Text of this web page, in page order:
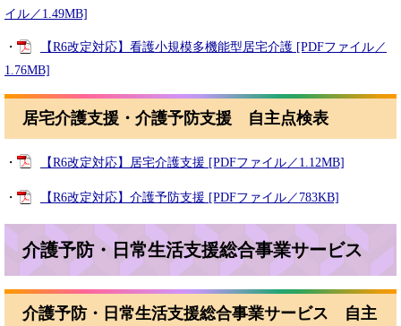
イル／1.49MB]
・
【R6改定対応】看護小規模多機能型居宅介護 [PDFファイル／
1.76MB]
居宅介護支援・介護予防支援 自主点検表
・ 【R6改定対応】居宅介護支援 [PDFファイル／1.12MB]
・ 【R6改定対応】介護予防支援 [PDFファイル／783KB]
介護予防・日常生活支援総合事業サービス
介護予防・日常生活支援総合事業サービス 自主